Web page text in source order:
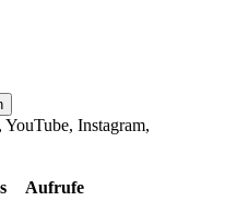
YouTube, Instagram,
Aufrufe